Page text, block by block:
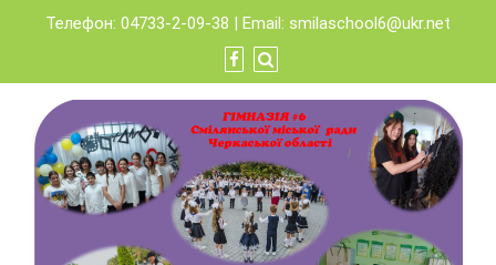
content
Телефон: 04733-2-09-38 | Email: smilaschool6@ukr.net